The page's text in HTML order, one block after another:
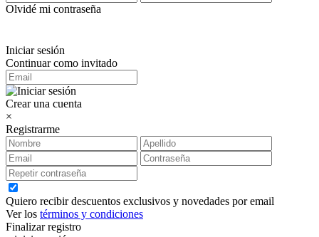
Olvidé mi contraseña
Iniciar sesión
Continuar como invitado
Crear una cuenta
×
Registrarme
Quiero recibir descuentos exclusivos y novedades por email
Ver los términos y condiciones
Finalizar registro